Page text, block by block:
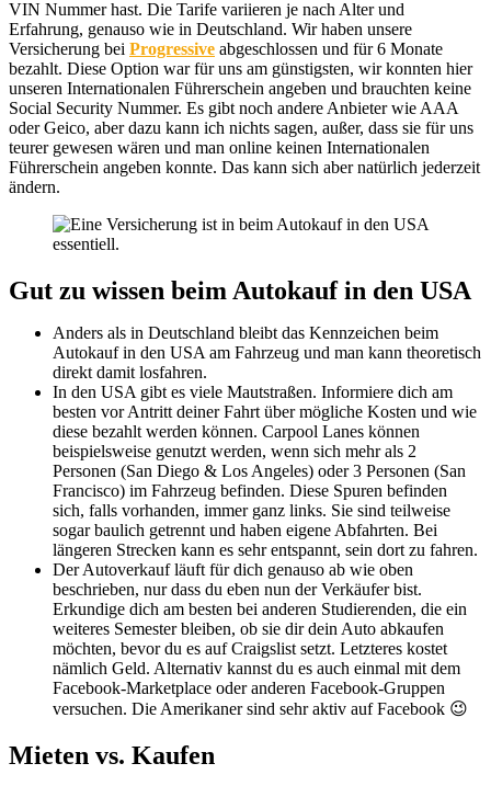
VIN Nummer hast. Die Tarife variieren je nach Alter und
Erfahrung, genauso wie in Deutschland. Wir haben unsere
Versicherung bei Progressive abgeschlossen und für 6 Monate
bezahlt. Diese Option war für uns am günstigsten, wir konnten hier
unseren Internationalen Führerschein angeben und brauchten keine
Social Security Nummer. Es gibt noch andere Anbieter wie AAA
oder Geico, aber dazu kann ich nichts sagen, außer, dass sie für uns
teurer gewesen wären und man online keinen Internationalen
Führerschein angeben konnte. Das kann sich aber natürlich jederzeit
ändern.
Gut zu wissen beim Autokauf in den USA
Anders als in Deutschland bleibt das Kennzeichen beim
Autokauf in den USA am Fahrzeug und man kann theoretisch
direkt damit losfahren.
In den USA gibt es viele Mautstraßen. Informiere dich am
besten vor Antritt deiner Fahrt über mögliche Kosten und wie
diese bezahlt werden können. Carpool Lanes können
beispielsweise genutzt werden, wenn sich mehr als 2
Personen (San Diego & Los Angeles) oder 3 Personen (San
Francisco) im Fahrzeug befinden. Diese Spuren befinden
sich, falls vorhanden, immer ganz links. Sie sind teilweise
sogar baulich getrennt und haben eigene Abfahrten. Bei
längeren Strecken kann es sehr entspannt, sein dort zu fahren.
Der Autoverkauf läuft für dich genauso ab wie oben
beschrieben, nur dass du eben nun der Verkäufer bist.
Erkundige dich am besten bei anderen Studierenden, die ein
weiteres Semester bleiben, ob sie dir dein Auto abkaufen
möchten, bevor du es auf Craigslist setzt. Letzteres kostet
nämlich Geld. Alternativ kannst du es auch einmal mit dem
Facebook-Marketplace oder anderen Facebook-Gruppen
versuchen. Die Amerikaner sind sehr aktiv auf Facebook 😉
Mieten vs. Kaufen